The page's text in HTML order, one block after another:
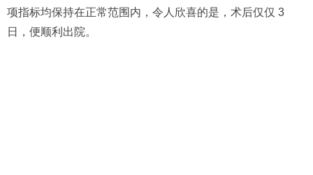
项指标均保持在正常范围内，令人欣喜的是，术后仅仅 3
日，便顺利出院。